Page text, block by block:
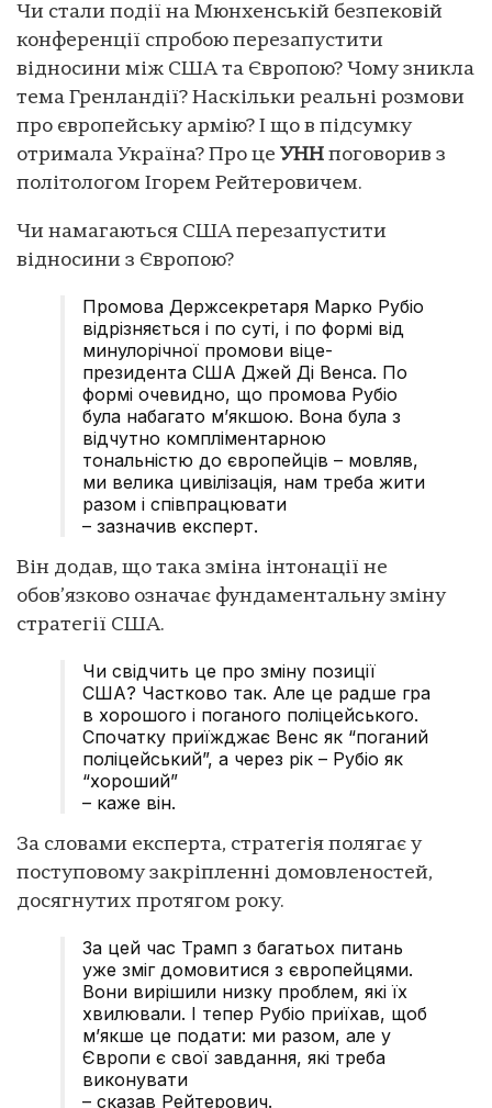
Чи стали події на Мюнхенській безпековій
конференції спробою перезапустити
відносини між США та Європою? Чому зникла
тема Гренландії? Наскільки реальні розмови
про європейську армію? І що в підсумку
отримала Україна? Про це УНН поговорив з
політологом Ігорем Рейтеровичем.
Чи намагаються США перезапустити
відносини з Європою?
Промова Держсекретаря Марко Рубіо
відрізняється і по суті, і по формі від
минулорічної промови віце-
президента США Джей Ді Венса. По
формі очевидно, що промова Рубіо
була набагато м’якшою. Вона була з
відчутно компліментарною
тональністю до європейців – мовляв,
ми велика цивілізація, нам треба жити
разом і співпрацювати
– зазначив експерт.
Він додав, що така зміна інтонації не
обов’язково означає фундаментальну зміну
стратегії США.
Чи свідчить це про зміну позиції
США? Частково так. Але це радше гра
в хорошого і поганого поліцейського.
Спочатку приїжджає Венс як “поганий
поліцейський”, а через рік – Рубіо як
“хороший”
– каже він.
За словами експерта, стратегія полягає у
поступовому закріпленні домовленостей,
досягнутих протягом року.
За цей час Трамп з багатьох питань
уже зміг домовитися з європейцями.
Вони вирішили низку проблем, які їх
хвилювали. І тепер Рубіо приїхав, щоб
м’якше це подати: ми разом, але у
Європи є свої завдання, які треба
виконувати
– сказав Рейтерович.